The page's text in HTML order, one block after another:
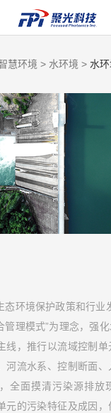
慧环境 > 水环境 > 水
态环境保护政策和行业
管理模式”为理念，强
线，推行以流域控制
河流水系、控制断面
全面摸清污染源排放
元的污染特征及成因